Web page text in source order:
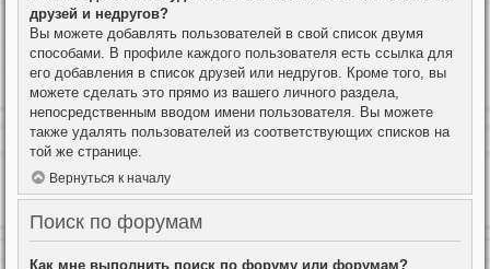
друзей и недругов?
Вы можете добавлять пользователей в свой список двумя
способами. В профиле каждого пользователя есть ссылка для
его добавления в список друзей или недругов. Кроме того, вы
можете сделать это прямо из вашего личного раздела,
непосредственным вводом имени пользователя. Вы можете
также удалять пользователей из соответствующих списков на
той же странице.
Вернуться к началу
Поиск по форумам
Как мне выполнить поиск по форуму или форумам?